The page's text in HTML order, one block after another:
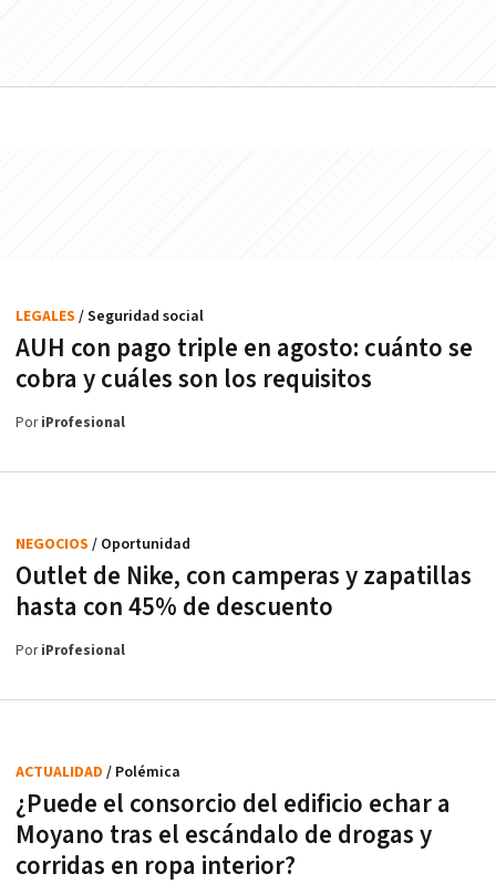
AUH con pago triple en agosto: cuánto se
cobra y cuáles son los requisitos
LEGALES / Seguridad social
PoriProfesional
Outlet de Nike, con camperas y zapatillas
hasta con 45% de descuento
NEGOCIOS / Oportunidad
PoriProfesional
¿Puede el consorcio del edificio echar a
Moyano tras el escándalo de drogas y
corridas en ropa interior?
ACTUALIDAD / Polémica